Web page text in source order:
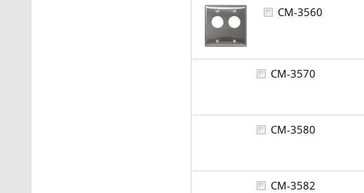
CM-3560
CM-3570
CM-3580
CM-3582